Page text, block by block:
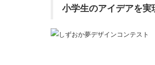
小学生のアイデアを実